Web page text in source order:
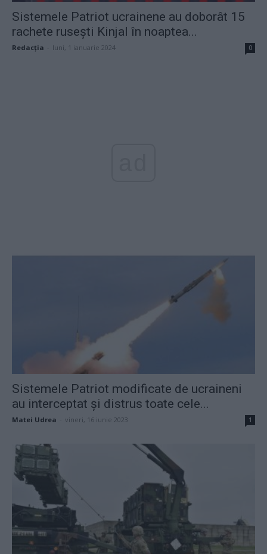
Sistemele Patriot ucrainene au doborât 15
rachete rusești Kinjal în noaptea...
Redacţia luni, 1 ianuarie 2024 0
Sistemele Patriot modificate de ucraineni
au interceptat și distrus toate cele...
Matei Udrea vineri, 16 iunie 2023 1